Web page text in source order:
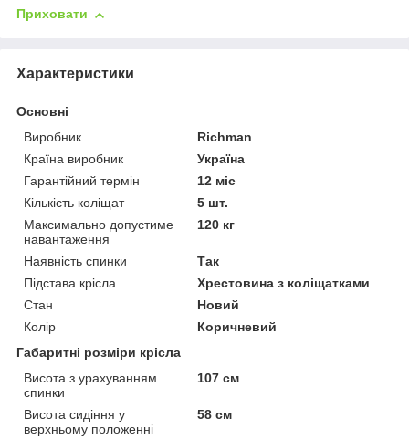
Приховати
Характеристики
Основні
Виробник
Richman
Країна виробник
Україна
Гарантійний термін
12 міс
Кількість коліщат
5 шт.
Максимально допустиме
навантаження
120 кг
Наявність спинки
Так
Підстава крісла
Хрестовина з коліщатками
Стан
Новий
Колір
Коричневий
Габаритні розміри крісла
Висота з урахуванням
спинки
107 см
Висота сидіння у
верхньому положенні
58 см